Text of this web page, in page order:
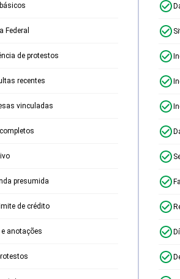
Federal
de protestos
recentes
vinculadas
presumida
de crédito
anotações